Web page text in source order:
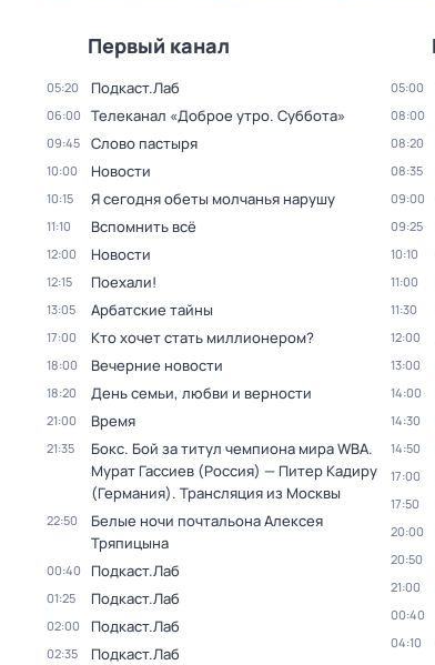
Первый канал
05:20 Подкаст.Лаб
06:00 Телеканал «Доброе утро. Суббота»
09:45 Слово пастыря
10:00 Новости
10:15 Я сегодня обеты молчанья нарушу
11:10 Вспомнить всё
12:00 Новости
12:15 Поехали!
13:05 Арбатские тайны
17:00 Кто хочет стать миллионером?
18:00 Вечерние новости
18:20 День семьи, любви и верности
21:00 Время
21:35
Бокс. Бой за титул чемпиона мира WBA.
Мурат Гассиев (Россия) — Питер Кадиру
(Германия). Трансляция из Москвы
22:50
Белые ночи почтальона Алексея
Тряпицына
00:40 Подкаст.Лаб
01:25 Подкаст.Лаб
02:00 Подкаст.Лаб
02:35 Подкаст.Лаб
05:00
08:00
08:20
08:35
09:00
09:25
10:10
11:00
11:30
12:00
13:00
14:00
14:30
14:50
17:00
17:50
20:00
20:50
21:00
00:40
04:10